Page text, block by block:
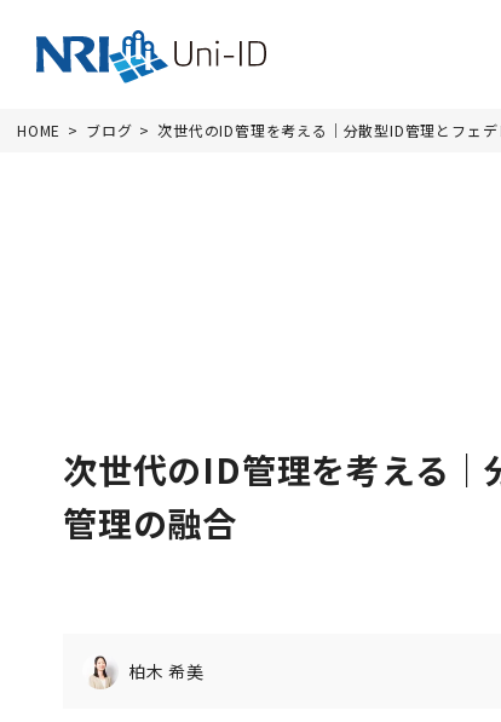
HOME ブログ 次世代のID管理を考える｜分散型ID管理とフェ
次世代のID管理を考える
管理の融合
柏木 希美